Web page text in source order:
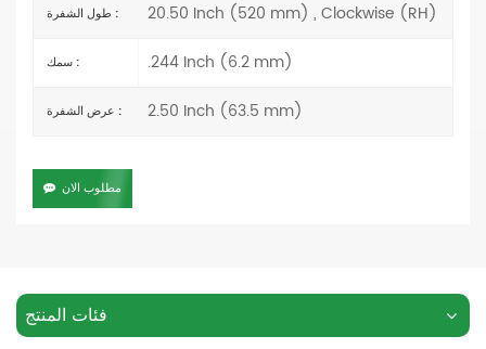
طول الشفرة : 20.50 Inch (520 mm) , Clockwise (RH)
سمك : .244 Inch (6.2 mm)
عرض الشفرة : 2.50 Inch (63.5 mm)
مطلوب الان
فئات المنتج